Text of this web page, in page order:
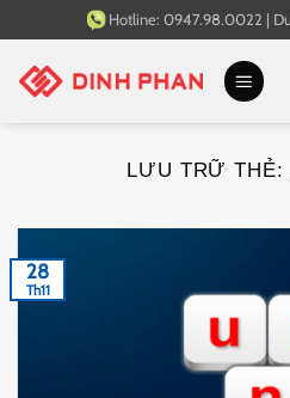
qua
nội
Hotline: 0947.98.0022 |
LƯU TRỮ THẺ:
28
Th11